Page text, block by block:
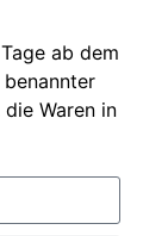
ab dem
benannter
Waren in